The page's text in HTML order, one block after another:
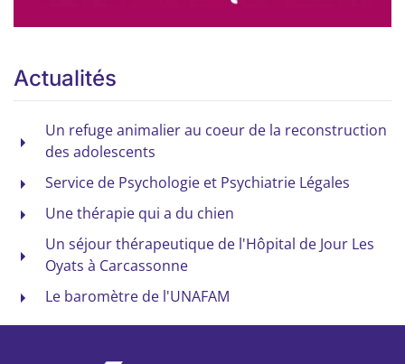
Actualités
Un refuge animalier au coeur de la reconstruction
des adolescents
Service de Psychologie et Psychiatrie Légales
Une thérapie qui a du chien
Un séjour thérapeutique de l'Hôpital de Jour Les
Oyats à Carcassonne
Le baromètre de l'UNAFAM